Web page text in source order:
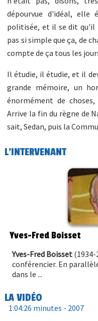
dépourvue d'idéal,
politisée, et il se dit qu'il
pas si simple que ça, de
compte de ça tous les
Il étudie, il étudie, et il
grande mémoire, un
énormément de
Arrive la fin du règne de
sait, Sedan, puis la
L'INTERVENANT
Yves-Fred Boisset
Yves-Fred Boisset
conférencier. En
dans le ...
LA VIDÉO
1:04:26 minutes - 2007